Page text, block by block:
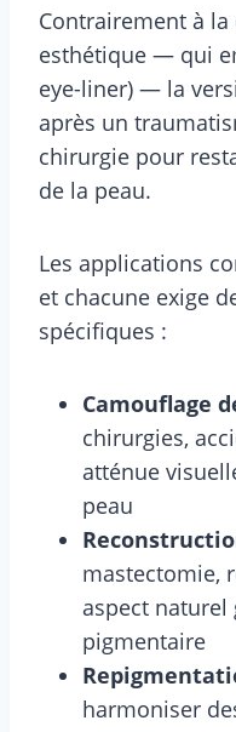
Contrairement à
esthétique — qui
eye-liner) — la
après un
chirurgie pour
de la peau.
Les applications
et chacune exige
spécifiques :
Camouflage
chirurgies,
atténue
peau
mastectomie,
aspect naturel
pigmentaire
harmoniser